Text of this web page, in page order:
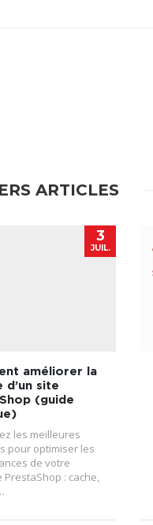
ARTICLES
3
JUIL.
améliorer la
d’un site
(guide
les meilleures
pour optimiser les
de votre
PrestaShop : cache,